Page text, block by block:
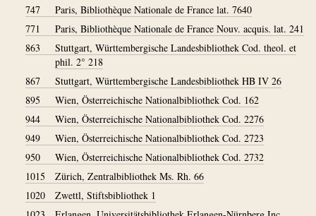
747
Paris, Bibliothèque Nationale de France lat. 7640
771
Paris, Bibliothèque Nationale de France Nouv. acquis. lat. 241
863
Stuttgart, Württembergische Landesbibliothek Cod. theol. et
phil. 2° 218
867
Stuttgart, Württembergische Landesbibliothek HB IV 26
895
Wien, Österreichische Nationalbibliothek Cod. 162
944
Wien, Österreichische Nationalbibliothek Cod. 2276
949
Wien, Österreichische Nationalbibliothek Cod. 2723
950
Wien, Österreichische Nationalbibliothek Cod. 2732
1015
Zürich, Zentralbibliothek Ms. Rh. 66
1020
Zwettl, Stiftsbibliothek 1